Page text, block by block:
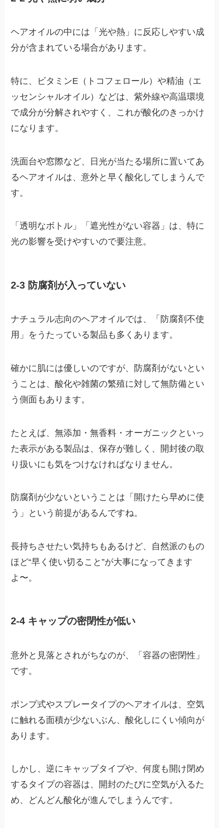
ヘアオイルの中には「光や熱」に反応しやすい成
分が含まれている場合があります。
特に、ビタミンE（トコフェロール）や精油（エ
ッセンシャルオイル）などは、紫外線や高温環境
で成分が分解されやすく、これが酸化のきっかけ
になります。
洗面台や窓際など、日光が当たる場所に置いてあ
るヘアオイルは、意外と早く酸化してしまうんで
す。
「透明なボトル」「遮光性がない容器」は、特に
光の影響を受けやすいので要注意。
2-3 防腐剤が入っていない
ナチュラル志向のヘアオイルでは、「防腐剤不使
用」をうたっている製品も多くあります。
確かに肌には優しいのですが、防腐剤がないとい
うことは、酸化や雑菌の繁殖に対して無防備とい
う側面もあります。
たとえば、無添加・無香料・オーガニックといっ
た表示がある製品は、保存が難しく、開封後の取
り扱いにも気をつけなければなりません。
防腐剤が少ないということは「開けたら早めに使
う」という前提があるんですね。
長持ちさせたい気持ちもあるけど、自然派のもの
ほど“早く使い切ること”が大事になってきます
よ〜。
2-4 キャップの密閉性が低い
意外と見落とされがちなのが、「容器の密閉性」
です。
ポンプ式やスプレータイプのヘアオイルは、空気
に触れる面積が少ないぶん、酸化しにくい傾向が
あります。
しかし、逆にキャップタイプや、何度も開け閉め
するタイプの容器は、開封のたびに空気が入るた
め、どんどん酸化が進んでしまうんです。